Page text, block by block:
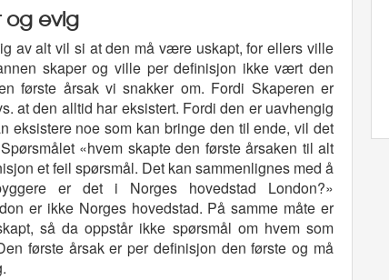
og evig
av alt vil si at den må være uskapt, for ellers ville
skaper og ville per definisjon ikke vært den
første årsak vi snakker om. Fordi Skaperen er
at den alltid har eksistert. Fordi den er uavhengig
eksistere noe som kan bringe den til ende, vil det
«hvem skapte den første årsaken til alt
et feil spørsmål. Det kan sammenlignes med å
er det i Norges hovedstad London?»
er ikke Norges hovedstad. På samme måte er
så da oppstår ikke spørsmål om hvem som
første årsak er per definisjon den første og må